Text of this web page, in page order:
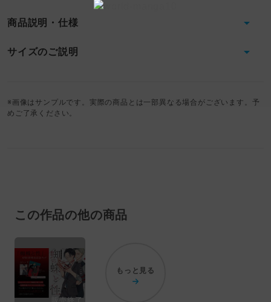
商品説明・仕様
サイズのご説明
※画像はサンプルです。実際の商品とは一部異なる場合がございます。予
めご了承ください。
この作品の他の商品
もっと見る